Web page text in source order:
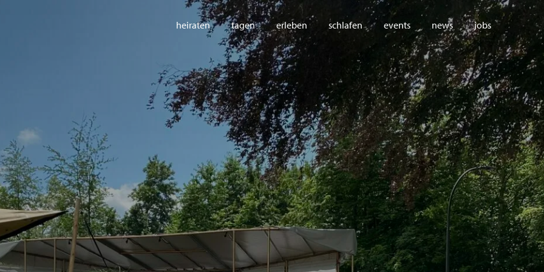
heiraten tagen erleben schlafen events news jobs